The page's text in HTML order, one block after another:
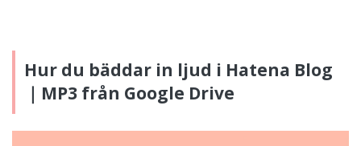
Hur du bäddar in ljud i Hatena Blog
｜MP3 från Google Drive